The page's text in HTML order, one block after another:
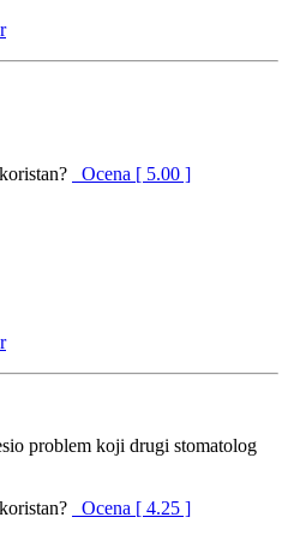
Ocena [ 5.00 ]
problem koji drugi stomatolog
Ocena [ 4.25 ]